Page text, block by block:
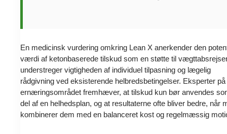
En medicinsk vurdering omkring Lean X anerkender den
værdi af ketonbaserede tilskud som en støtte til
understreger vigtigheden af individuel tilpasning og lægelig
rådgivning ved eksisterende helbredsbetingelser. Eksperter på
ernæringsområdet fremhæver, at tilskud kun bør anvendes
del af en helhedsplan, og at resultaterne ofte bliver bedre, når
kombinerer dem med en balanceret kost og regelmæssig